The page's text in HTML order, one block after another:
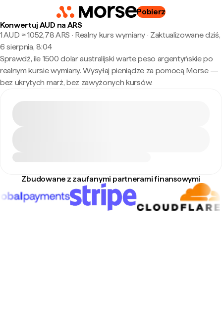
Pobierz
Konwertuj AUD na ARS
1 AUD ≈ 1052,78 ARS · Realny kurs wymiany· Zaktualizowane dziś,
6 sierpnia, 8:04
Sprawdź, ile 1500 dolar australijski warte peso argentyńskie po
realnym kursie wymiany. Wysyłaj pieniądze za pomocą Morse —
bez ukrytych marż, bez zawyżonych kursów.
Zbudowane z zaufanymi partnerami finansowymi